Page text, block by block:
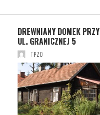
DREWNIANY DOMEK PRZY
UL. GRANICZNEJ 5
TPZD